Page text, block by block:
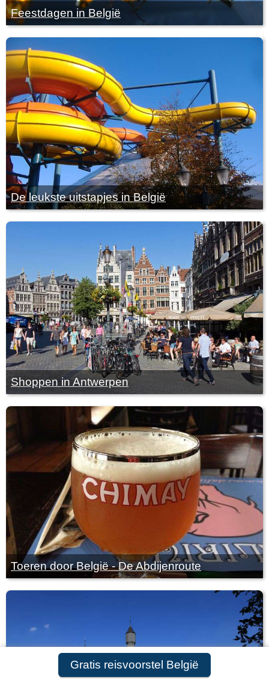
Gratis reisvoorstel België
Feestdagen in België
De leukste uitstapjes in België
Shoppen in Antwerpen
Toeren door België - De Abdijenroute